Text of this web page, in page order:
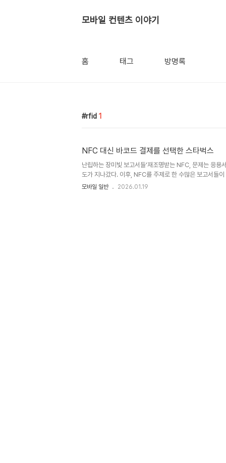
모바일 컨텐츠 이야기
홈 태그 방명록
rfid 1
NFC 대신 바코드 결제를 선택한 스타벅스
난립하는 장미빛 보고서들'재조명받는 NFC, 문제는 응용
도가 지나갔다. 이후, NFC를 주제로 한 수많은 보고서들
미래를 전망하고 있다. Juniper Research는 2014년까
모바일 일반 2026.01.19